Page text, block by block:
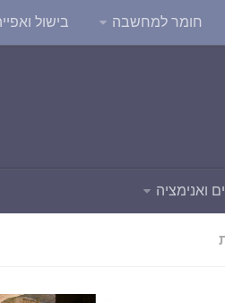
חומר למחשבה בישול
ואנימציה